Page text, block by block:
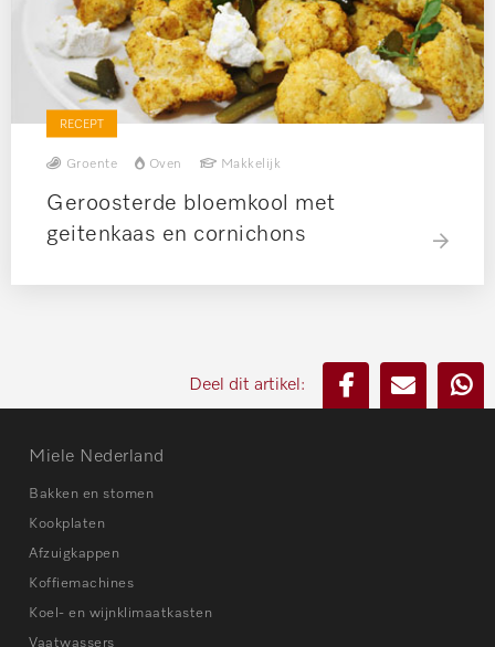
RECEPT
Groente Oven Makkelijk
Geroosterde bloemkool met
geitenkaas en cornichons
Deel dit artikel:
Miele Nederland
Bakken en stomen
Kookplaten
Afzuigkappen
Koffiemachines
Koel- en wijnklimaatkasten
Vaatwassers